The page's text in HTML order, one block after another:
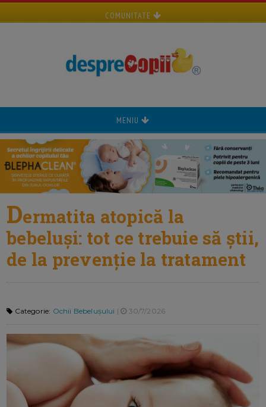
COMUNITATE
MENIU
Dermatita atopică la
bebeluși: tot ce trebuie să știi,
de la prevenție la tratament
Categorie: Ochii Bebelușului | 30/7/2026